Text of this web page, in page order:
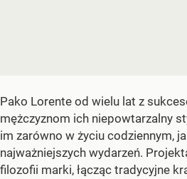
Pako Lorente od wielu lat z
mężczyznom ich niepowtarzalny
im zarówno w życiu codziennym,
najważniejszych wydarzeń.
filozofii marki, łącząc tradycyjne